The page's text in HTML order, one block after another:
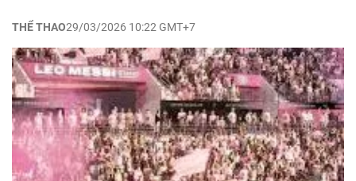
THỂ THAO29/03/2026 10:22 GMT+7